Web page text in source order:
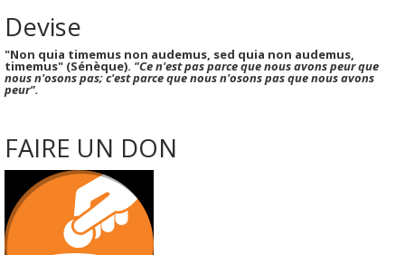
Devise
"Non quia timemus non audemus, sed quia non audemus,
timemus" (Sénèque). "Ce n'est pas parce que nous avons peur que
nous n'osons pas; c'est parce que nous n'osons pas que nous avons
peur".
FAIRE UN DON